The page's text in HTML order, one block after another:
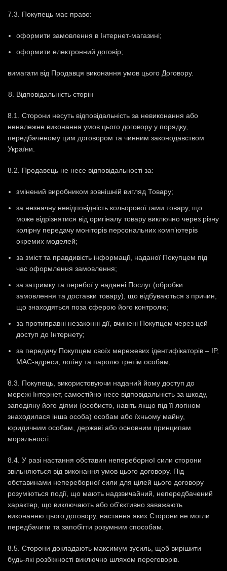
7.3. Покупець має право:
оформити замовлення в Інтернет-магазині;
оформити електронний договір;
вимагати від Продавця виконання умов цього Договору.
Відповідальність сторін
8.1. Сторони несуть відповідальність за невиконання або
неналежне виконання умов цього договору у порядку,
передбаченому цим договором та чинним законодавством
України.
8.2. Продавець не несе відповідальності за:
змінений виробником зовнішній вигляд Товару;
за незначну невідповідність кольорової гами товару, що
може відрізнятися від оригіналу товару виключно через різну
колірну передачу моніторів персональних комп’ютерів
окремих моделей;
за зміст та правдивість інформації, наданої Покупцем під
час оформлення замовлення;
за затримку та перебої у наданні Послуг (обробки
замовлення та доставки товару), що відбуваються з причин,
що знаходяться поза сферою його контролю;
за протиправні незаконні дії, вчинені Покупцем через цей
доступ до Інтернету;
за передачу Покупцем своїх мережевих ідентифікаторів – IP,
MAC-адреси, логіну та паролю третім особам;
8.3. Покупець, використовуючи наданий йому доступ до
мережі Інтернет, самостійно несе відповідальність за шкоду,
заподіяну його діями (особисто, навіть якщо під її логіном
знаходилася інша особа) особам або їхньому майну,
юридичним особам, державі або основним принципам
моральності.
8.4. У разі настання обставин непереборної сили сторони
звільняються від виконання умов цього договору. Під
обставинами непереборної сили для цілей цього договору
розуміються події, що мають надзвичайний, непередбачений
характер, що виключають або об’єктивно заважають
виконанню цього договору, настання яких Сторони не могли
передбачити та запобігти розумним способам.
8.5. Сторони докладають максимум зусиль, щоб вирішити
будь-які розбіжності виключно шляхом переговорів.